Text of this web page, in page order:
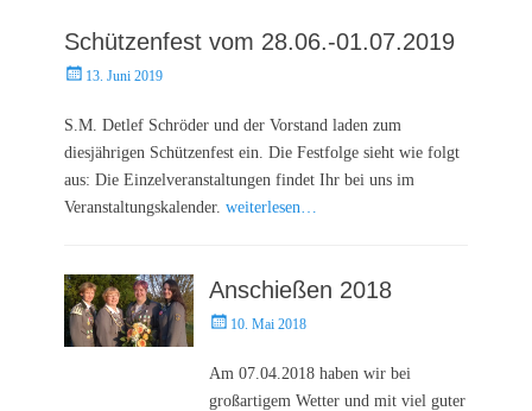
Schützenfest vom 28.06.-01.07.2019
Posted13. Juni 2019
S.M. Detlef Schröder und der Vorstand laden zum
diesjährigen Schützenfest ein. Die Festfolge sieht wie folgt
aus: Die Einzelveranstaltungen findet Ihr bei uns im
Veranstaltungskalender. weiterlesen…
Anschießen 2018
Posted10. Mai 2018
Am 07.04.2018 haben wir bei
großartigem Wetter und mit viel guter